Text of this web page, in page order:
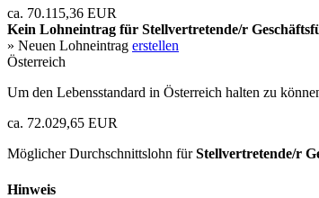
ca. 70.115,36 EUR
Kein Lohneintrag für Stellvertretende/r
» Neuen Lohneintrag erstellen
Österreich
Um den Lebensstandard in Österreich halten zu
ca. 72.029,65 EUR
Möglicher Durchschnittslohn fürStellvertretende/r
Hinweis